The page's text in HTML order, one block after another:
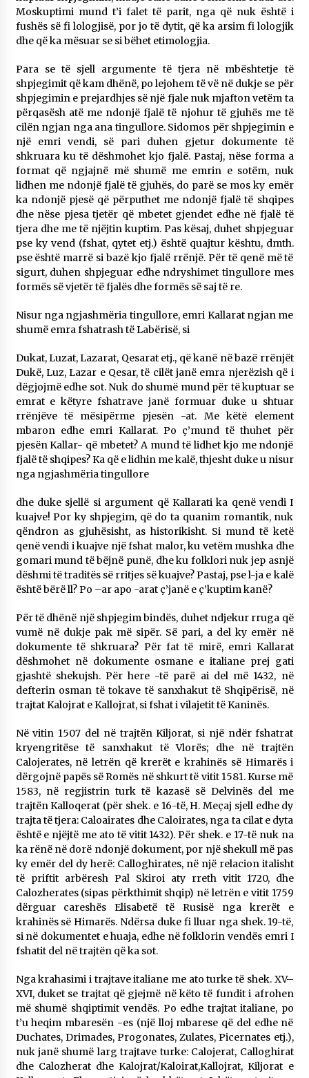
Moskuptimi mund t’i falet të parit, nga që nuk është i
fushës së fi lologjisë, por jo të dytit, që ka arsim fi lologjik
dhe që ka mësuar se si bëhet etimologjia.
Para se të sjell argumente të tjera në mbështetje të
shpjegimit që kam dhënë, po lejohem të vë në dukje se për
shpjegimin e prejardhjes së një fjale nuk mjafton vetëm ta
përqasësh atë me ndonjë fjalë të njohur të gjuhës me të
cilën ngjan nga ana tingullore. Sidomos për shpjegimin e
një emri vendi, së pari duhen gjetur dokumente të
shkruara ku të dëshmohet kjo fjalë. Pastaj, nëse forma a
format që ngjajnë më shumë me emrin e sotëm, nuk
lidhen me ndonjë fjalë të gjuhës, do parë se mos ky emër
ka ndonjë pjesë që përputhet me ndonjë fjalë të shqipes
dhe nëse pjesa tjetër që mbetet gjendet edhe në fjalë të
tjera dhe me të njëjtin kuptim. Pas kësaj, duhet shpjeguar
pse ky vend (fshat, qytet etj.) është quajtur kështu, dmth.
pse është marrë si bazë kjo fjalë rrënjë. Për të qenë më të
sigurt, duhen shpjeguar edhe ndryshimet tingullore mes
formës së vjetër të fjalës dhe formës së saj të re.
Nisur nga ngjashmëria tingullore, emri Kallarat ngjan me
shumë emra fshatrash të Labërisë, si
Dukat, Luzat, Lazarat, Qesarat etj., që kanë në bazë rrënjët
Dukë, Luz, Lazar e Qesar, të cilët janë emra njerëzish që i
dëgjojmë edhe sot. Nuk do shumë mund për të kuptuar se
emrat e këtyre fshatrave janë formuar duke u shtuar
rrënjëve të mësipërme pjesën -at. Me këtë element
mbaron edhe emri Kallarat. Po ç’mund të thuhet për
pjesën Kallar- që mbetet? A mund të lidhet kjo me ndonjë
fjalë të shqipes? Ka që e lidhin me kalë, thjesht duke u nisur
nga ngjashmëria tingullore
dhe duke sjellë si argument që Kallarati ka qenë vendi I
kuajve! Por ky shpjegim, që do ta quanim romantik, nuk
qëndron as gjuhësisht, as historikisht. Si mund të ketë
qenë vendi i kuajve një fshat malor, ku vetëm mushka dhe
gomari mund të bëjnë punë, dhe ku folklori nuk jep asnjë
dëshmi të traditës së rritjes së kuajve? Pastaj, pse l-ja e kalë
është bërë ll? Po –ar apo -arat ç’janë e ç’kuptim kanë?
Për të dhënë një shpjegim bindës, duhet ndjekur rruga që
vumë në dukje pak më sipër. Së pari, a del ky emër në
dokumente të shkruara? Për fat të mirë, emri Kallarat
dëshmohet në dokumente osmane e italiane prej gati
gjashtë shekujsh. Për here -të parë ai del më 1432, në
defterin osman të tokave të sanxhakut të Shqipërisë, në
trajtat Kalojrat e Kallojrat, si fshat i vilajetit të Kaninës.
Në vitin 1507 del në trajtën Kiljorat, si një ndër fshatrat
kryengritëse të sanxhakut të Vlorës; dhe në trajtën
Calojerates, në letrën që krerët e krahinës së Himarës i
dërgojnë papës së Romës në shkurt të vitit 1581. Kurse më
1583, në regjistrin turk të kazasë së Delvinës del me
trajtën Kalloqerat (për shek. e 16-të, H. Meçaj sjell edhe dy
trajta të tjera: Caloairates dhe Caloirates, nga ta cilat e dyta
është e njëjtë me ato të vitit 1432). Për shek. e 17-të nuk na
ka rënë në dorë ndonjë dokument, por një shekull më pas
ky emër del dy herë: Calloghirates, në një relacion italisht
të priftit arbëresh Pal Skiroi aty rreth vitit 1720, dhe
Calozherates (sipas përkthimit shqip) në letrën e vitit 1759
dërguar careshës Elisabetë të Rusisë nga krerët e
krahinës së Himarës. Ndërsa duke fi lluar nga shek. 19-të,
si në dokumentet e huaja, edhe në folklorin vendës emri I
fshatit del në trajtën që ka sot.
Nga krahasimi i trajtave italiane me ato turke të shek. XV–
XVI, duket se trajtat që gjejmë në këto të fundit i afrohen
më shumë shqiptimit vendës. Po edhe trajtat italiane, po
t’u heqim mbaresën -es (një lloj mbarese që del edhe në
Duchates, Drimades, Progonates, Zulates, Picernates etj.),
nuk janë shumë larg trajtave turke: Calojerat, Calloghirat
dhe Calozherat dhe Kalojrat/Kaloirat,Kallojrat, Kiljorat e